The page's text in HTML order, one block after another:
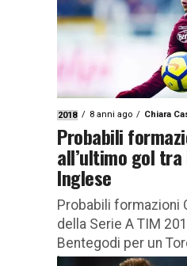
2018 8 anni ago Chiara
Probabili
all’ultimo gol
Inglese
Probabili formazioni
della Serie A TIM
Bentegodi per un
la super vittoria